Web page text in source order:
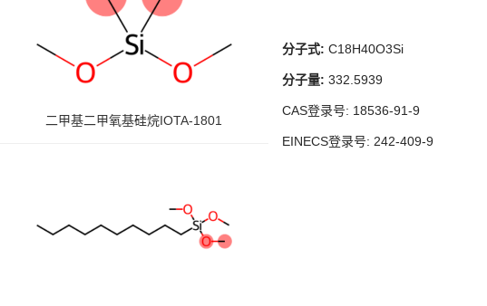
二甲基二甲氧基硅烷IOTA-1801
分子式: C18H40O3Si
分子量: 332.5939
CAS登录号: 18536-91-9
EINECS登录号: 242-409-9